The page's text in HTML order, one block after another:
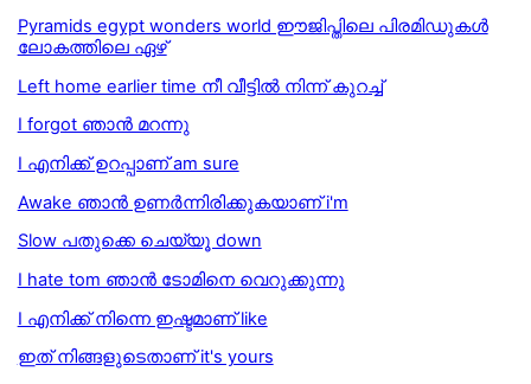
Pyramids egypt wonders world ഈജിപ്തിലെ പിരമിഡുകൾ
ലോകത്തിലെ ഏഴ്
Left home earlier time നീ വീട്ടിൽ നിന്ന് കുറച്ച്
I forgot ഞാന്‍ മറന്നു
I എനിക്ക് ഉറപ്പാണ് am sure
Awake ഞാൻ ഉണർന്നിരിക്കുകയാണ് i'm
Slow പതുക്കെ ചെയ്യൂ down
I hate tom ഞാന്‍ ടോമിനെ വെറുക്കുന്നു
I എനിക്ക് നിന്നെ ഇഷ്ടമാണ് like
ഇത് നിങ്ങളുടെതാണ് it's yours